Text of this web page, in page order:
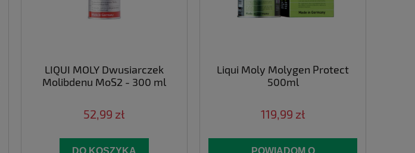
LIQUI MOLY Dwusiarczek
Molibdenu MoS2 - 300 ml
52,99 zł
DO KOSZYKA
Liqui Moly Molygen Protect
500ml
119,99 zł
POWIADOM O